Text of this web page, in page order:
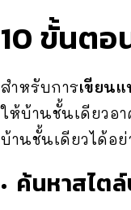
10 ขั้นตอ
สำหรับการเขียน
ให้บ้านชั้นเดียวอ
บ้านชั้นเดียวได้อ
ค้นหาสไต